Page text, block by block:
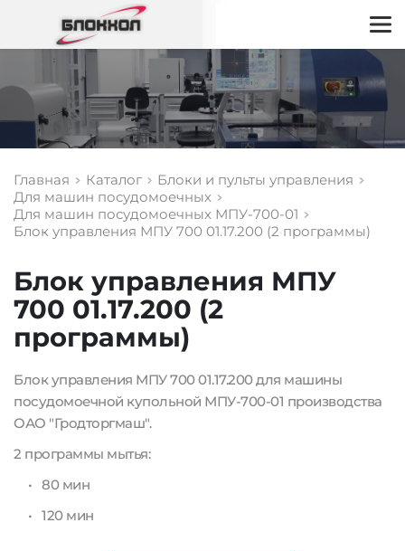
Главная Каталог
Блоки и пульты управления
Для машин посудомоечных
Для машин посудомоечных МПУ-700-01
Блок управления МПУ 700 01.17.200 (2 программы)
Блок управления МПУ
700 01.17.200 (2
программы)
Блок управления МПУ 700 01.17.200 для машины
посудомоечной купольной МПУ-700-01 производства
ОАО "Гродторгмаш".
2 программы мытья:
80 мин
120 мин